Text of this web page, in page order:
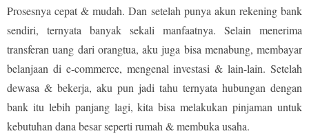
Prosesnya cepat & mudah. Dan setelah punya akun rekening bank
sendiri, ternyata banyak sekali manfaatnya. Selain menerima
transferan uang dari orangtua, aku juga bisa menabung, membayar
belanjaan di e-commerce, mengenal investasi & lain-lain. Setelah
dewasa & bekerja, aku pun jadi tahu ternyata hubungan dengan
bank itu lebih panjang lagi, kita bisa melakukan pinjaman untuk
kebutuhan dana besar seperti rumah & membuka usaha.